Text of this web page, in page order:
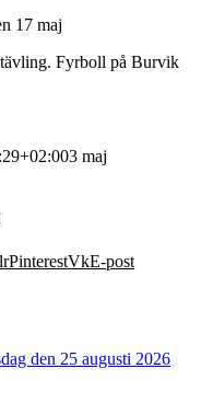
17 maj
Fyrboll på Burvik
3 maj
PinterestVkE-post
den 25 augusti 2026